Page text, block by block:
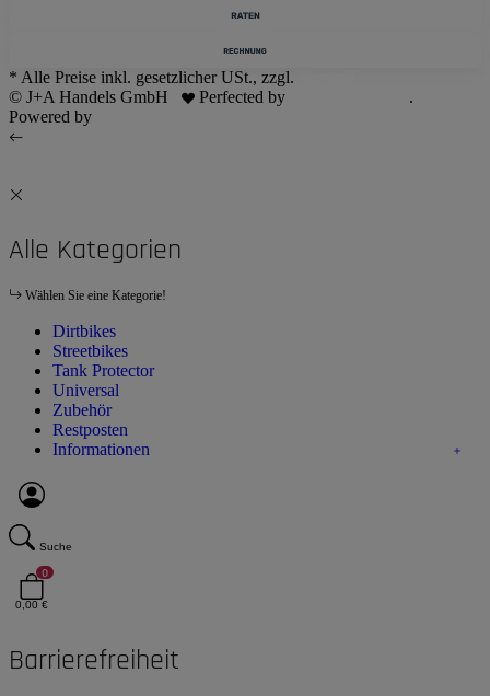
* Alle Preise inkl. gesetzlicher USt., zzgl.
© J+A Handels GmbH
Perfected by
.
Powered by
Alle Kategorien
Wählen Sie eine Kategorie!
Dirtbikes
Streetbikes
Tank Protector
Universal
Zubehör
Restposten
Informationen
Suche
0
0,00 €
Barrierefreiheit